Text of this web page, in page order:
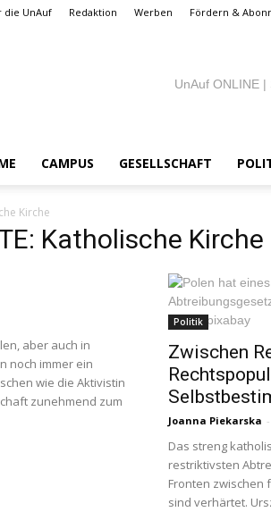
die UnAuf Redaktion Werben Fördern &
CAMPUS GESELLSCHAFT
Kirche
Katholische Kirche
aber auch in
noch immer ein
wie die Aktivistin
zunehmend zum
Politik
Zwischen
Joanna Piekarska -
Das streng
restriktivsten
Fronten zwischen
sind verhärtet.